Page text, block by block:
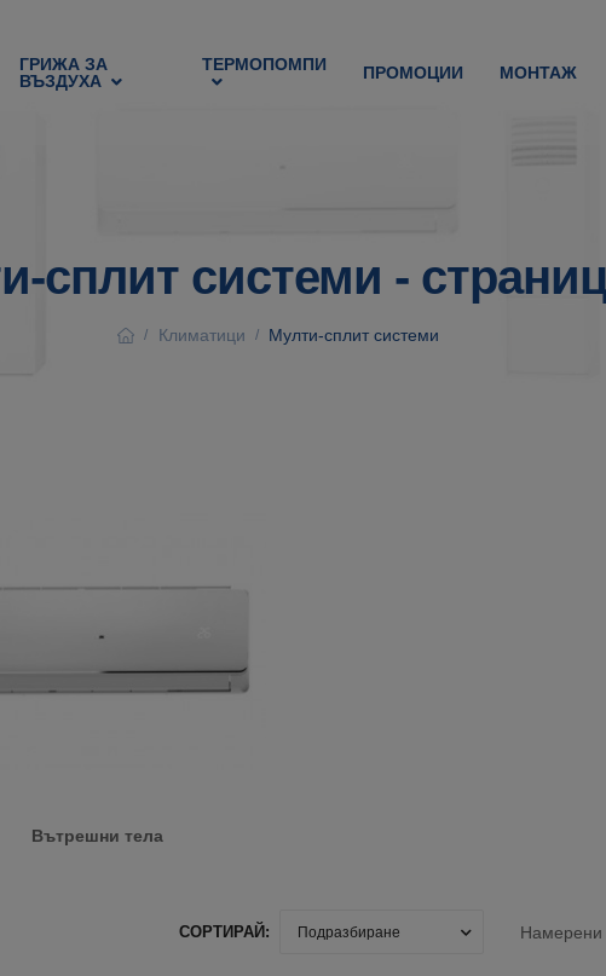
ГРИЖА ЗА
ВЪЗДУХА
ТЕРМОПОМПИ ПРОМОЦИИ МОНТАЖ
сплит системи -
/ Климатици / Мулти-сплит системи
Вътрешни тела
СОРТИРАЙ: Намерени